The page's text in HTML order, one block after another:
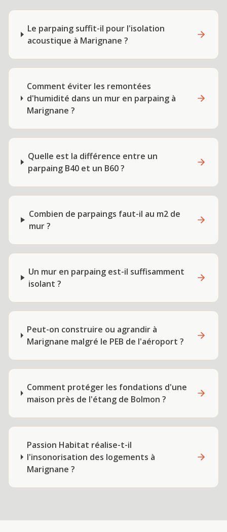
Le parpaing suffit-il pour l'isolation
acoustique à Marignane ?
Comment éviter les remontées
d'humidité dans un mur en parpaing à
Marignane ?
Quelle est la différence entre un
parpaing B40 et un B60 ?
Combien de parpaings faut-il au m2 de
mur ?
Un mur en parpaing est-il suffisamment
isolant ?
Peut-on construire ou agrandir à
Marignane malgré le PEB de l'aéroport ?
Comment protéger les fondations d'une
maison près de l'étang de Bolmon ?
Passion Habitat réalise-t-il
l'insonorisation des logements à
Marignane ?